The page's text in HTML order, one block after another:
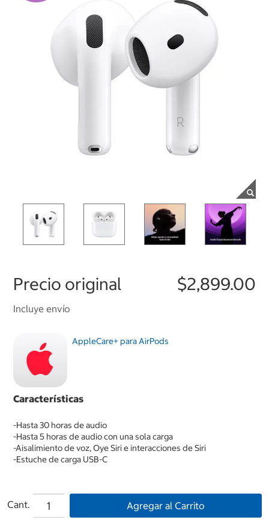
Precio original $2,899.00
Incluye envío
AppleCare+ para AirPods
Características
-Hasta 30 horas de audio
-Hasta 5 horas de audio con una sola carga
-Aisalimiento de voz, Oye Siri e interacciones de Siri
-Estuche de carga USB-C
Cant. Agregar al Carrito